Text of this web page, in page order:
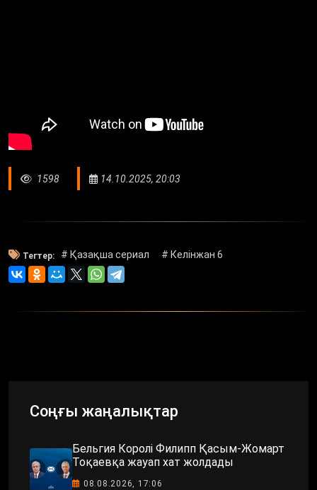
1598 14.10.2025, 20:03
Тегтер: # Қазақша сериал # Келінжан 6
Соңғы жаңалықтар
Бельгия Королі Филипп Қасым-Жомарт
Тоқаевқа жауап хат жолдады
08.08.2026, 17:06